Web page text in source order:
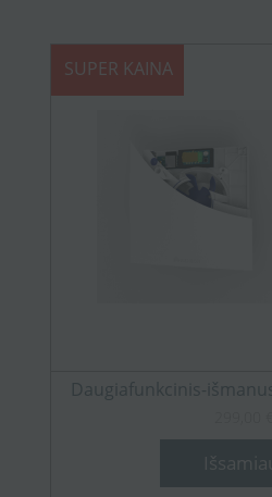
SUPER KAINA
Daugiafunkcinis-
Išsamiau